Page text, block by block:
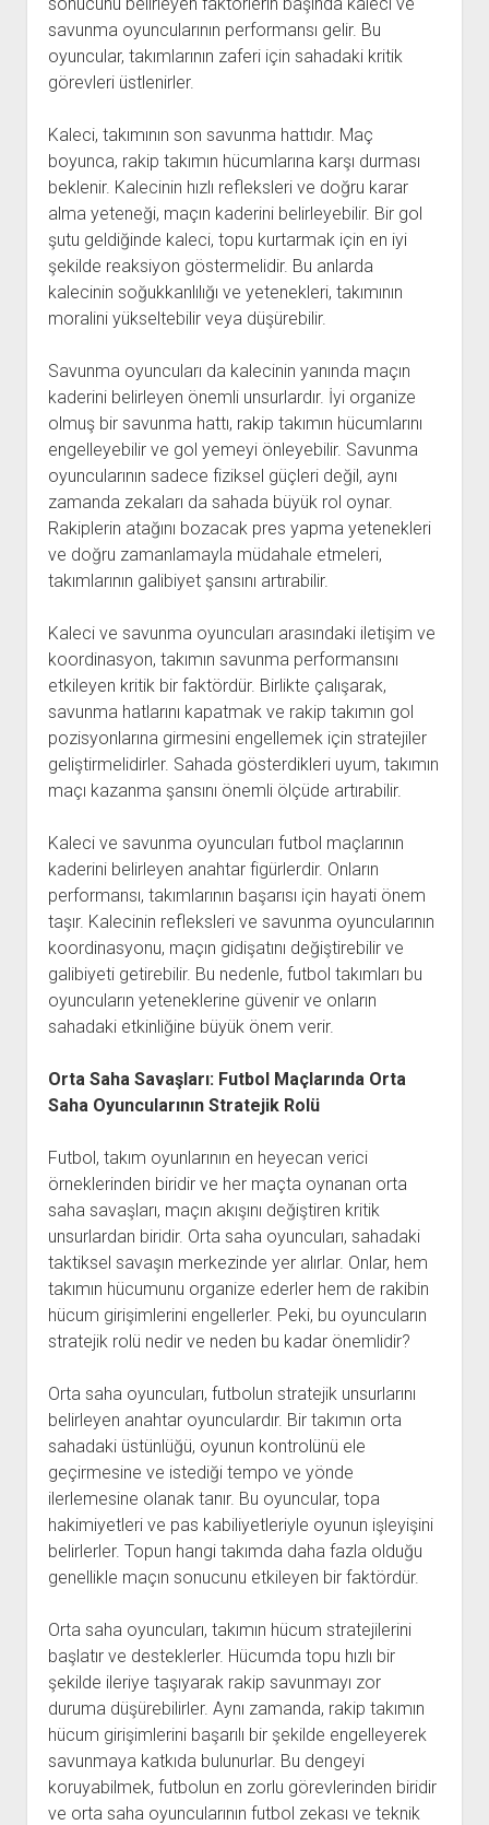
savunma oyuncularının performansı gelir. Bu
oyuncular, takımlarının zaferi için sahadaki kritik
görevleri üstlenirler.
Kaleci, takımının son savunma hattıdır. Maç
boyunca, rakip takımın hücumlarına karşı durması
beklenir. Kalecinin hızlı refleksleri ve doğru karar
alma yeteneği, maçın kaderini belirleyebilir. Bir gol
şutu geldiğinde kaleci, topu kurtarmak için en iyi
şekilde reaksiyon göstermelidir. Bu anlarda
kalecinin soğukkanlılığı ve yetenekleri, takımının
moralini yükseltebilir veya düşürebilir.
Savunma oyuncuları da kalecinin yanında maçın
kaderini belirleyen önemli unsurlardır. İyi organize
olmuş bir savunma hattı, rakip takımın hücumlarını
engelleyebilir ve gol yemeyi önleyebilir. Savunma
oyuncularının sadece fiziksel güçleri değil, aynı
zamanda zekaları da sahada büyük rol oynar.
Rakiplerin atağını bozacak pres yapma yetenekleri
ve doğru zamanlamayla müdahale etmeleri,
takımlarının galibiyet şansını artırabilir.
Kaleci ve savunma oyuncuları arasındaki iletişim ve
koordinasyon, takımın savunma performansını
etkileyen kritik bir faktördür. Birlikte çalışarak,
savunma hatlarını kapatmak ve rakip takımın gol
pozisyonlarına girmesini engellemek için stratejiler
geliştirmelidirler. Sahada gösterdikleri uyum, takımın
maçı kazanma şansını önemli ölçüde artırabilir.
Kaleci ve savunma oyuncuları futbol maçlarının
kaderini belirleyen anahtar figürlerdir. Onların
performansı, takımlarının başarısı için hayati önem
taşır. Kalecinin refleksleri ve savunma oyuncularının
koordinasyonu, maçın gidişatını değiştirebilir ve
galibiyeti getirebilir. Bu nedenle, futbol takımları bu
oyuncuların yeteneklerine güvenir ve onların
sahadaki etkinliğine büyük önem verir.
Orta Saha Savaşları: Futbol Maçlarında Orta
Saha Oyuncularının Stratejik Rolü
Futbol, takım oyunlarının en heyecan verici
örneklerinden biridir ve her maçta oynanan orta
saha savaşları, maçın akışını değiştiren kritik
unsurlardan biridir. Orta saha oyuncuları, sahadaki
taktiksel savaşın merkezinde yer alırlar. Onlar, hem
takımın hücumunu organize ederler hem de rakibin
hücum girişimlerini engellerler. Peki, bu oyuncuların
stratejik rolü nedir ve neden bu kadar önemlidir?
Orta saha oyuncuları, futbolun stratejik unsurlarını
belirleyen anahtar oyunculardır. Bir takımın orta
sahadaki üstünlüğü, oyunun kontrolünü ele
geçirmesine ve istediği tempo ve yönde
ilerlemesine olanak tanır. Bu oyuncular, topa
hakimiyetleri ve pas kabiliyetleriyle oyunun işleyişini
belirlerler. Topun hangi takımda daha fazla olduğu
genellikle maçın sonucunu etkileyen bir faktördür.
Orta saha oyuncuları, takımın hücum stratejilerini
başlatır ve desteklerler. Hücumda topu hızlı bir
şekilde ileriye taşıyarak rakip savunmayı zor
duruma düşürebilirler. Aynı zamanda, rakip takımın
hücum girişimlerini başarılı bir şekilde engelleyerek
savunmaya katkıda bulunurlar. Bu dengeyi
koruyabilmek, futbolun en zorlu görevlerinden biridir
ve orta saha oyuncularının futbol zekası ve teknik